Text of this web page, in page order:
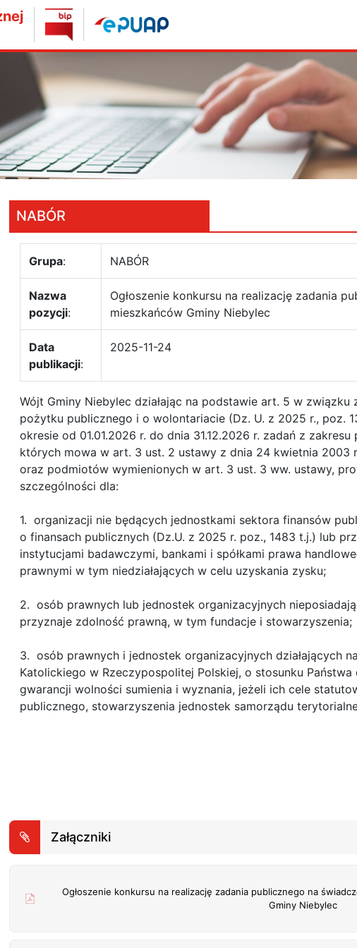
NABÓR
Grupa: NABÓR
Nazwa
pozycji:
Ogłoszenie konkursu na realizację zadania
mieszkańców Gminy Niebylec
Data
publikacji:
2025-11-24
Wójt Gminy Niebylec działając na podstawie art. 5 w
pożytku publicznego i o wolontariacie (Dz. U. z 2025 r., poz.
okresie od 01.01.2026 r. do dnia 31.12.2026 r. zadań z
których mowa w art. 3 ust. 2 ustawy z dnia 24 kwietnia 2003
oraz podmiotów wymienionych w art. 3 ust. 3 ww. ustawy,
szczególności dla:
1. organizacji nie będących jednostkami sektora finansów
o finansach publicznych (Dz.U. z 2025 r. poz., 1483 t.j.) lub
instytucjami badawczymi, bankami i spółkami prawa
prawnymi w tym niedziałających w celu uzyskania zysku;
2. osób prawnych lub jednostek organizacyjnych
przyznaje zdolność prawną, w tym fundacje i stowarzyszenia;
3. osób prawnych i jednostek organizacyjnych działających
Katolickiego w Rzeczypospolitej Polskiej, o stosunku
gwarancji wolności sumienia i wyznania, jeżeli ich cele
publicznego, stowarzyszenia jednostek samorządu
Załączniki
Ogłoszenie konkursu na realizację zadania publicznego na
Gminy Niebylec